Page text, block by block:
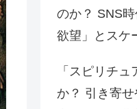
のか？ SNS
欲望」とスケ
「スピリチ
か？ 引き寄